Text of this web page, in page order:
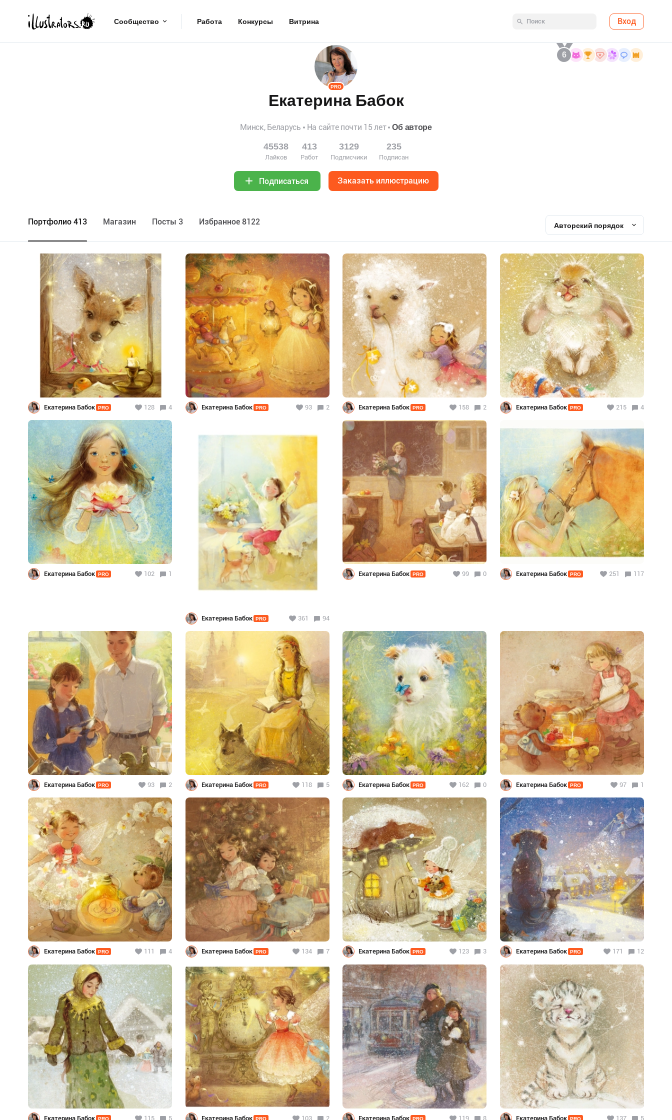
Сообщество Работа Конкурсы Витрина Вход
6
PRO
Екатерина Бабок
Минск, Беларусь На сайте почти 15 лет Об авторе
45538
Лайков
413
Работ
3129
Подписчики
235
Подписан
Подписаться Заказать иллюстрацию
Портфолио 413 Maгазин Посты 3 Избранное 8122 Авторский порядок
Екатерина Бабок PRO 128 4 Екатерина Бабок PRO 93 2 Екатерина Бабок PRO 158 2 Екатерина Бабок PRO 215 4
Екатерина Бабок PRO 102 1
Екатерина Бабок PRO 361 94
Екатерина Бабок PRO 99 0 Екатерина Бабок PRO 251 117
Екатерина Бабок PRO 93 2 Екатерина Бабок PRO 118 5 Екатерина Бабок PRO 162 0 Екатерина Бабок PRO 97 1
Екатерина Бабок PRO 111 4 Екатерина Бабок PRO 134 7 Екатерина Бабок PRO 123 3 Екатерина Бабок PRO 171 12
Екатерина Бабок PRO 115 5 Екатерина Бабок PRO 103 2 Екатерина Бабок PRO 119 8 Екатерина Бабок PRO 137 5